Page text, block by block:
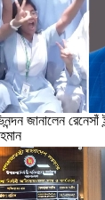
জানালেন রেনেসাঁ